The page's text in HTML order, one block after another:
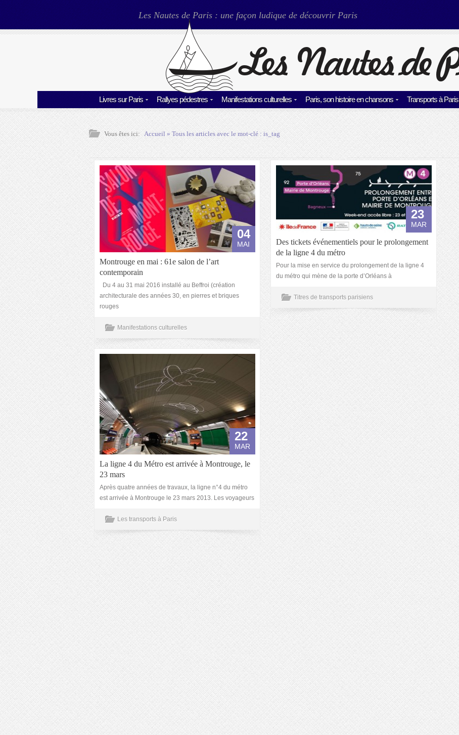
Les Nautes de Paris : une façon ludique de découvrir Paris
Livres sur Paris Rallyes pédestres Manifestations culturelles Paris, son histoire en chansons Transports à Paris
Vous êtes ici: Accueil» Tous les articles avec le mot-clé :is_tag
04
MAI
Montrouge en mai : 61e salon de l’art
contemporain
Du 4 au 31 mai 2016 installé au Beffroi (création
architecturale des années 30, en pierres et briques
rouges
Manifestations culturelles
23
MAR
Des tickets événementiels pour le prolongement
de la ligne 4 du métro
Pour la mise en service du prolongement de la ligne 4
du métro qui mène de la porte d’Orléans à
Titres de transports parisiens
22
MAR
La ligne 4 du Métro est arrivée à Montrouge, le
23 mars
Après quatre années de travaux, la ligne n°4 du métro
est arrivée à Montrouge le 23 mars 2013. Les voyageurs
Les transports à Paris